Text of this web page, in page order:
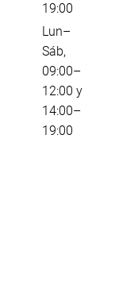
19:00
Lun–
Sáb,
09:00–
12:00 y
14:00–
19:00